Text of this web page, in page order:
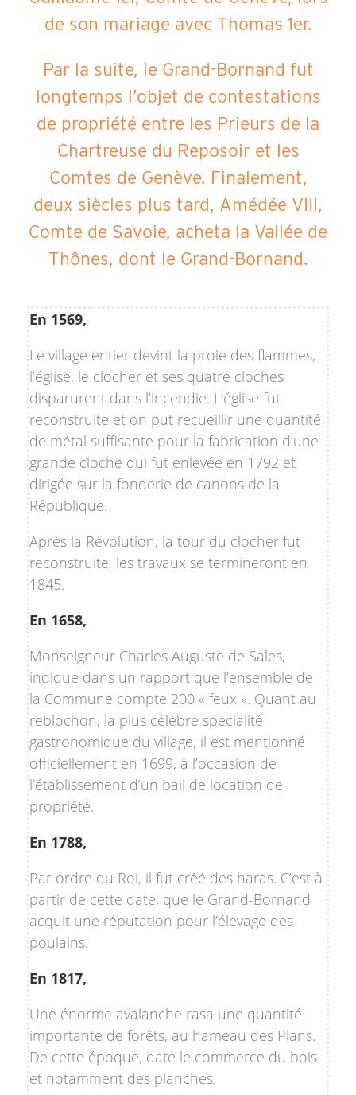
de son mariage avec Thomas 1er.
Par la suite, le Grand-Bornand fut
longtemps l’objet de contestations
de propriété entre les Prieurs de la
Chartreuse du Reposoir et les
Comtes de Genève. Finalement,
deux siècles plus tard, Amédée VIII,
Comte de Savoie, acheta la Vallée de
Thônes, dont le Grand-Bornand.
En 1569,
Le village entier devint la proie des flammes,
l’église, le clocher et ses quatre cloches
disparurent dans l’incendie. L’église fut
reconstruite et on put recueillir une quantité
de métal suffisante pour la fabrication d’une
grande cloche qui fut enlevée en 1792 et
dirigée sur la fonderie de canons de la
République.
Après la Révolution, la tour du clocher fut
reconstruite, les travaux se termineront en
1845.
En 1658,
Monseigneur Charles Auguste de Sales,
indique dans un rapport que l’ensemble de
la Commune compte 200 « feux ». Quant au
reblochon, la plus célèbre spécialité
gastronomique du village, il est mentionné
officiellement en 1699, à l’occasion de
l’établissement d’un bail de location de
propriété.
En 1788,
Par ordre du Roi, il fut créé des haras. C’est à
partir de cette date, que le Grand-Bornand
acquit une réputation pour l’élevage des
poulains.
En 1817,
Une énorme avalanche rasa une quantité
importante de forêts, au hameau des Plans.
De cette époque, date le commerce du bois
et notamment des planches.